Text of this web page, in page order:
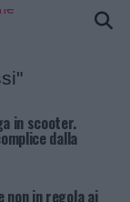
in scooter.
dalla
non in regola ai